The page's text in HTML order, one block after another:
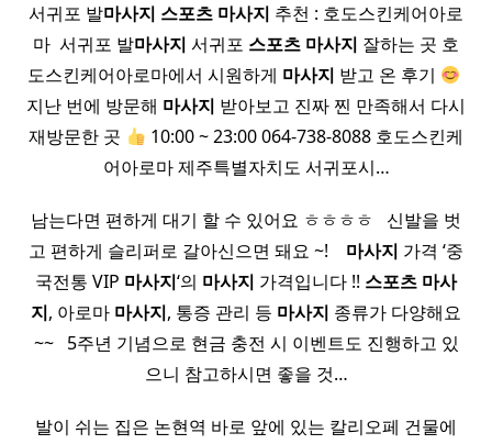
서귀포 발마사지 스포츠 마사지 추천 : 호도스킨케어아로
마 ​ 서귀포 발마사지 서귀포 스포츠 마사지 잘하는 곳 호
도스킨케어아로마에서 시원하게 마사지 받고 온 후기
지난 번에 방문해 마사지 받아보고 진짜 찐 만족해서 다시
재방문한 곳
10:00 ~ 23:00 064-738-8088 호도스킨케
어아로마 제주특별자치도 서귀포시…
남는다면 편하게 대기 할 수 있어요 ㅎㅎㅎㅎ ​ ​ 신발을 벗
고 편하게 슬리퍼로 갈아신으면 돼요 ~! ​ ​ ​ 마사지 가격 ‘중
국전통 VIP 마사지‘의 마사지 가격입니다 !! 스포츠 마사
지, 아로마 마사지, 통증 관리 등 마사지 종류가 다양해요
~~ ​ ​ 5주년 기념으로 현금 충전 시 이벤트도 진행하고 있
으니 참고하시면 좋을 것…
발이 쉬는 집은 논현역 바로 앞에 있는 칼리오페 건물에